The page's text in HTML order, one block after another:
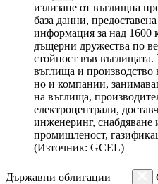
излизане от въглищна
база данни,
информация за над 1600
дъщерни дружества по
стойност във
въглища и производство
но и компании,
на въглища,
електроцентрали,
инженеринг, снабдяване
промишленост,
(Източник: GCEL)
Държавни облигации